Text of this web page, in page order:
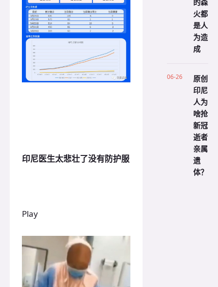
印尼医生太悲壮了没有防护服
Play
火都
是人
为造
成
06-26
原创
印尼
人为
啥抢
新冠
逝者
亲属
遗
体？